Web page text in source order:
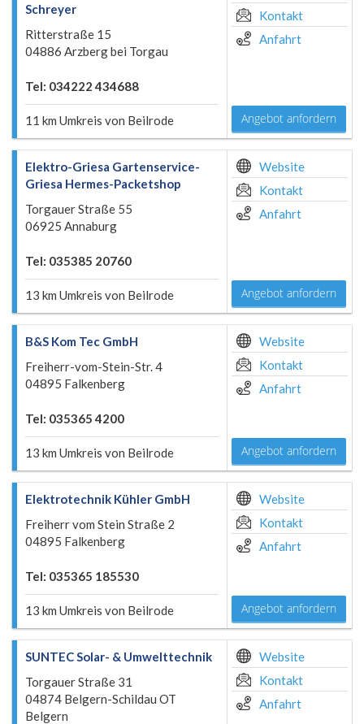
Schreyer
Ritterstraße 15
04886 Arzberg bei Torgau
Tel: 034222 434688
11 km Umkreis von Beilrode
Kontakt
Anfahrt
Angebot anfordern
Elektro-Griesa Gartenservice-
Griesa Hermes-Packetshop
Torgauer Straße 55
06925 Annaburg
Tel: 035385 20760
13 km Umkreis von Beilrode
Website
Kontakt
Anfahrt
Angebot anfordern
B&S Kom Tec GmbH
Freiherr-vom-Stein-Str. 4
04895 Falkenberg
Tel: 035365 4200
13 km Umkreis von Beilrode
Website
Kontakt
Anfahrt
Angebot anfordern
Elektrotechnik Kühler GmbH
Freiherr vom Stein Straße 2
04895 Falkenberg
Tel: 035365 185530
13 km Umkreis von Beilrode
Website
Kontakt
Anfahrt
Angebot anfordern
SUNTEC Solar- & Umwelttechnik
Torgauer Straße 31
04874 Belgern-Schildau OT
Belgern
Website
Kontakt
Anfahrt